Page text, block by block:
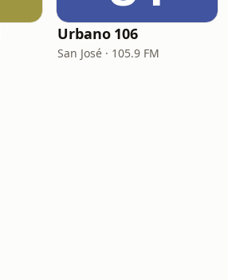
Urbano 106
San José · 105.9 FM